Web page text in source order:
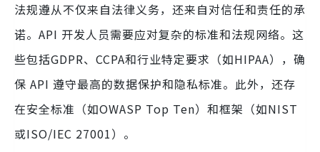
法规遵从不仅来自法律义务，还来自对信任和责任的承
诺。API 开发人员需要应对复杂的标准和法规网络。这
些包括GDPR、CCPA和行业特定要求（如HIPAA），确
保 API 遵守最高的数据保护和隐私标准。此外，还存
在安全标准（如OWASP Top Ten）和框架（如NIST
或ISO/IEC 27001）。